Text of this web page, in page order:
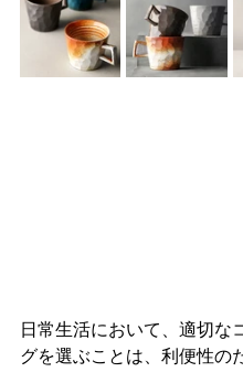
日常生活において、適切な
グを選ぶことは、利便性の